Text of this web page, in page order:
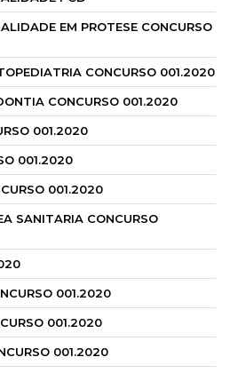
EM PROTESE CONCURSO
CONCURSO 001.2020
CONCURSO 001.2020
001.2020
001.2020
001.2020
SANITARIA CONCURSO
001.2020
001.2020
001.2020